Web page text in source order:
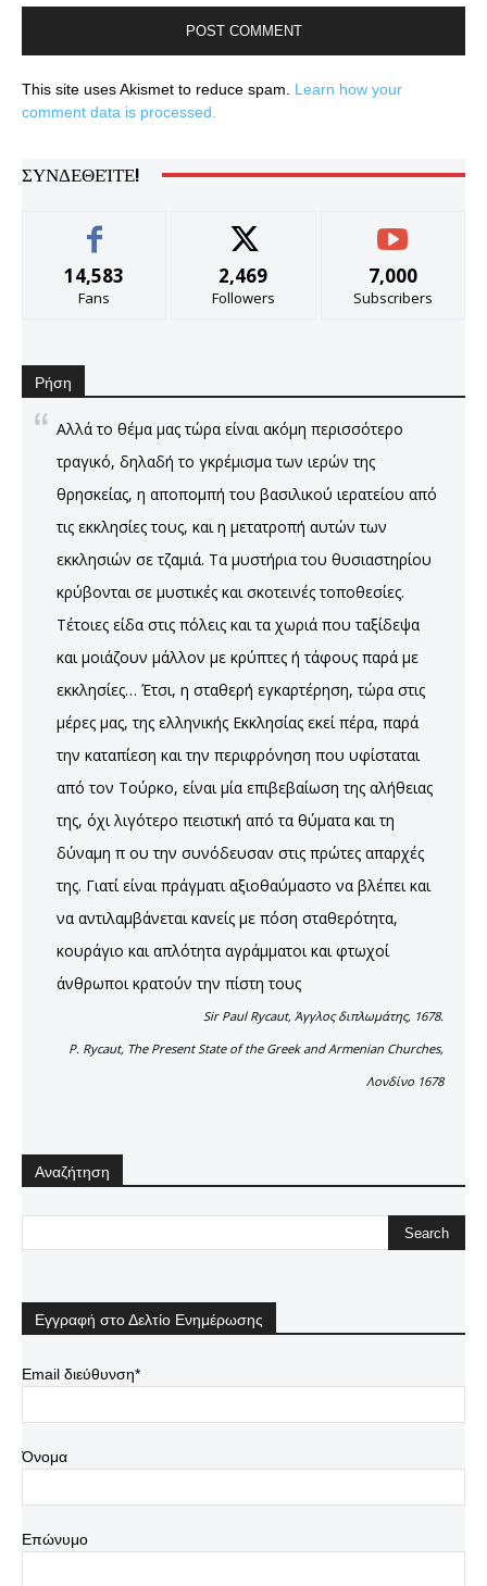
This site uses Akismet to reduce spam. Learn how your
comment data is processed.
ΣΥΝΔΕΘΕΊΤΕ!
14,583
Fans
2,469
Followers
7,000
Subscribers
Ρήση
Αλλά το θέμα μας τώρα είναι ακόμη περισσότερο
τραγικό, δηλαδή το γκρέμισμα των ιερών της
θρησκείας, η αποπομπή του βασιλικού ιερατείου από
τις εκκλησίες τους, και η μετατροπή αυτών των
εκκλησιών σε τζαμιά. Τα μυστήρια του θυσιαστηρίου
κρύβονται σε μυστικές και σκοτεινές τοποθεσίες.
Τέτοιες είδα στις πόλεις και τα χωριά που ταξίδεψα
και μοιάζουν μάλλον με κρύπτες ή τάφους παρά με
εκκλησίες… Έτσι, η σταθερή εγκαρτέρηση, τώρα στις
μέρες μας, της ελληνικής Εκκλησίας εκεί πέρα, παρά
την καταπίεση και την περιφρόνηση που υφίσταται
από τον Τούρκο, είναι μία επιβεβαίωση της αλήθειας
της, όχι λιγότερο πειστική από τα θύματα και τη
δύναμη π ου την συνόδευσαν στις πρώτες απαρχές
της. Γιατί είναι πράγματι αξιοθαύμαστο να βλέπει και
να αντιλαμβάνεται κανείς με πόση σταθερότητα,
κουράγιο και απλότητα αγράμματοι και φτωχοί
άνθρωποι κρατούν την πίστη τους
Sir Paul Rycaut, Άγγλος διπλωμάτης, 1678.
P. Rycaut, The Present State of the Greek and Armenian Churches,
Λονδίνο 1678
Αναζήτηση
Εγγραφή στο Δελτίο Ενημέρωσης
Email διεύθυνση*
Όνομα
Επώνυμο